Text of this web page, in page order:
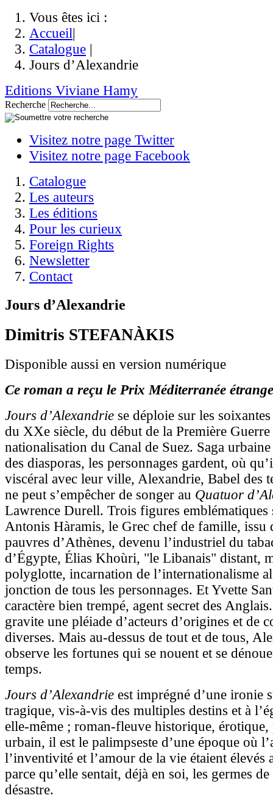
Vous êtes ici :
Accueil|
Catalogue |
Jours d’Alexandrie
Editions Viviane Hamy
Recherche
Visitez notre page Twitter
Visitez notre page Facebook
Catalogue
Les auteurs
Les éditions
Pour les curieux
Foreign Rights
Newsletter
Contact
Jours d’Alexandrie
Dimitris STEFANÀKIS
Disponible aussi en version numérique
Ce roman a reçu le Prix Méditerranée
Jours d’Alexandrie se déploie sur les
du XXe siècle, du début de la Première
nationalisation du Canal de Suez. Saga
des diasporas, les personnages gardent, où
viscéral avec leur ville, Alexandrie, Babel des
ne peut s’empêcher de songer au Quatuor
Lawrence Durell. Trois figures emblématiques
Antonis Hàramis, le Grec chef de famille, issu
pauvres d’Athènes, devenu l’industriel du
d’Égypte, Élias Khoùri, "le Libanais" distant,
polyglotte, incarnation de l’internationalisme
jonction de tous les personnages. Et Yvette
caractère bien trempé, agent secret des
gravite une pléiade d’acteurs d’origines et de
diverses. Mais au-dessus de tout et de tous,
observe les fortunes qui se nouent et se
temps.
Jours d’Alexandrie est imprégné d’une ironie
tragique, vis-à-vis des multiples destins et à
elle-même ; roman-fleuve historique,
urbain, il est le palimpseste d’une époque où
l’inventivité et l’amour de la vie étaient élevés
parce qu’elle sentait, déjà en soi, les germes
désastre.